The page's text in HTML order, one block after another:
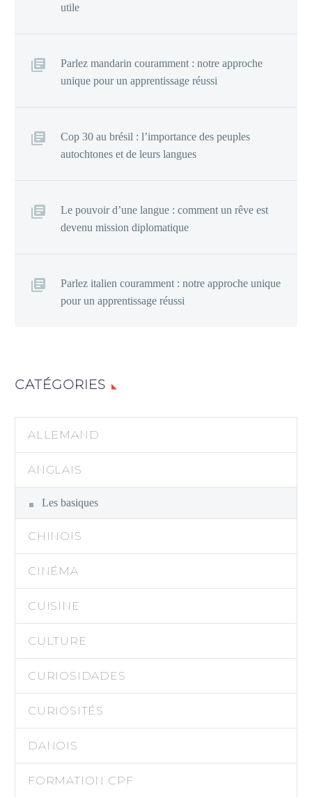
utile
Parlez mandarin couramment : notre approche
unique pour un apprentissage réussi
Cop 30 au brésil : l’importance des peuples
autochtones et de leurs langues
Le pouvoir d’une langue : comment un rêve est
devenu mission diplomatique
Parlez italien couramment : notre approche unique
pour un apprentissage réussi
CATÉGORIES
ALLEMAND
ANGLAIS
Les basiques
CHINOIS
CINÉMA
CUISINE
CULTURE
CURIOSIDADES
CURIOSITÉS
DANOIS
FORMATION CPF